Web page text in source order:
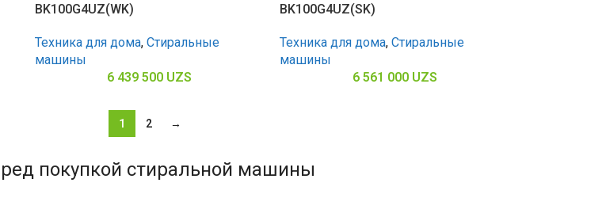
BK100G4UZ(WK)
Техника для дома, Стиральные
машины
6 439 500 UZS
BK100G4UZ(SK)
Техника для дома, Стиральные
машины
6 561 000 UZS
1 2 →
покупкой стиральной машины